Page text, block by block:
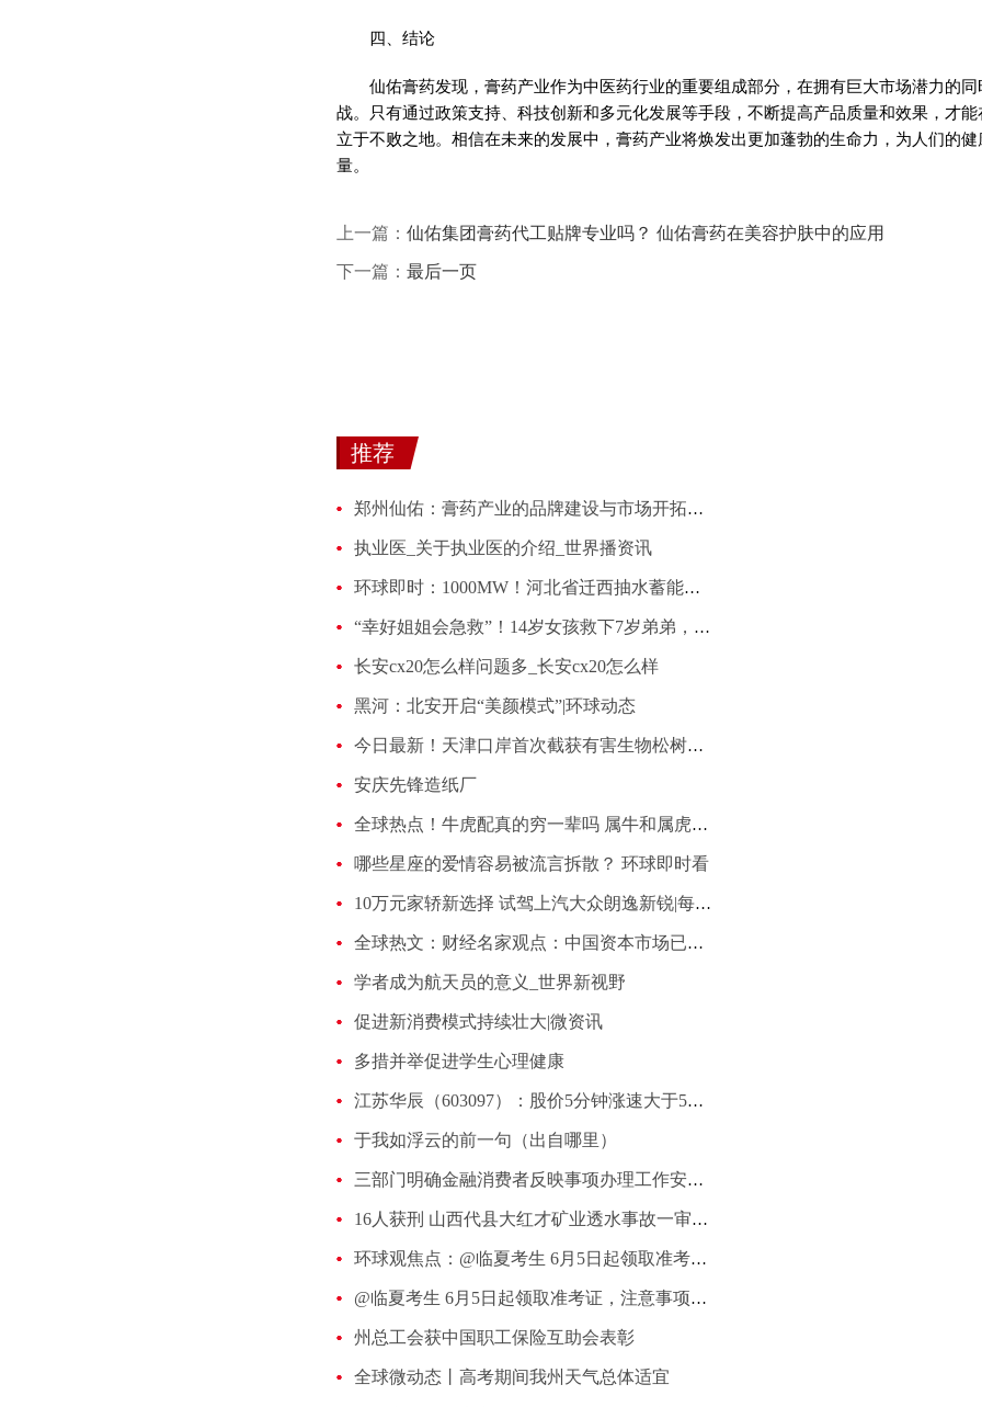
四、结论
仙佑膏药发现，膏药产业作为中医药行业的重要组成部分，在拥有巨大市场潜力的
战。只有通过政策支持、科技创新和多元化发展等手段，不断提高产品质量和效果，才
立于不败之地。相信在未来的发展中，膏药产业将焕发出更加蓬勃的生命力，为人们的
量。
上一篇： 仙佑集团膏药代工贴牌专业吗？ 仙佑膏药在美容护肤中的应用
下一篇： 最后一页
推荐
郑州仙佑：膏药产业的品牌建设与市场开拓策略
执业医_关于执业医的介绍_世界播资讯
环球即时：1000MW！河北省迁西抽水蓄能电站可研“三大专题”报告审查会议召开
“幸好姐姐会急救”！14岁女孩救下7岁弟弟，视频记录下惊险一幕……-天天看点
长安cx20怎么样问题多_长安cx20怎么样
黑河：北安开启“美颜模式”|环球动态
今日最新！天津口岸首次截获有害生物松树皮象
安庆先锋造纸厂
全球热点！牛虎配真的穷一辈吗 属牛和属虎在一起合不合财
哪些星座的爱情容易被流言拆散？ 环球即时看
10万元家轿新选择 试驾上汽大众朗逸新锐|每日头条
全球热文：财经名家观点：中国资本市场已成长为世界第二大市场
学者成为航天员的意义_世界新视野
促进新消费模式持续壮大|微资讯
多措并举促进学生心理健康
江苏华辰（603097）：股价5分钟涨速大于5%（06-05）
于我如浮云的前一句（出自哪里）
三部门明确金融消费者反映事项办理工作安排_每日速讯
16人获刑 山西代县大红才矿业透水事故一审宣判 世界速读
环球观焦点：@临夏考生 6月5日起领取准考证，注意事项看过来→
@临夏考生 6月5日起领取准考证，注意事项看过来→
州总工会获中国职工保险互助会表彰
全球微动态丨高考期间我州天气总体适宜